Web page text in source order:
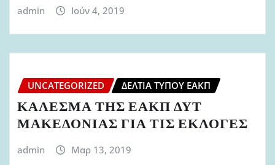
admin Ιούν 4, 2019
UNCATEGORIZED ΔΕΛΤΊΑ ΤΎΠΟΥ ΕΑΚΠ
ΚΑΛΕΣΜΑ ΤΗΣ ΕΑΚΠ ΔΥΤ
ΜΑΚΕΔΟΝΙΑΣ ΓΙΑ ΤΙΣ ΕΚΛΟΓΕΣ
admin Μαρ 13, 2019